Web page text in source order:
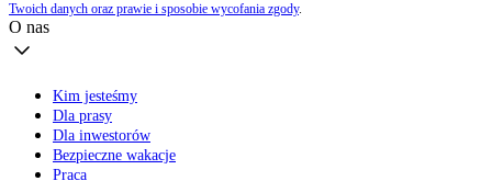
Twoich danych oraz prawie i sposobie wycofania zgody.
O nas
Kim jesteśmy
Dla prasy
Dla inwestorów
Bezpieczne wakacje
Praca